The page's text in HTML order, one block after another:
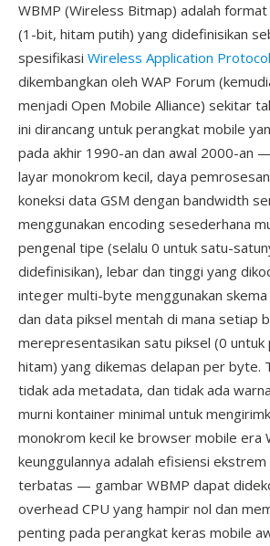
WBMP (Wireless Bitmap) adalah
(1-bit, hitam putih) yang didefinisikan
spesifikasi Wireless Application Protocol
dikembangkan oleh WAP Forum
menjadi Open Mobile Alliance) sekitar
ini dirancang untuk perangkat mobile
pada akhir 1990-an dan awal 2000-an
layar monokrom kecil, daya
koneksi data GSM dengan bandwidth
menggunakan encoding sesederhana
pengenal tipe (selalu 0 untuk satu-
didefinisikan), lebar dan tinggi yang
integer multi-byte menggunakan
dan data piksel mentah di mana setiap
merepresentasikan satu piksel (0 untuk
hitam) yang dikemas delapan per byte.
tidak ada metadata, dan tidak ada
murni kontainer minimal untuk
monokrom kecil ke browser mobile era
keunggulannya adalah efisiensi
terbatas — gambar WBMP dapat
overhead CPU yang hampir nol dan
penting pada perangkat keras mobile